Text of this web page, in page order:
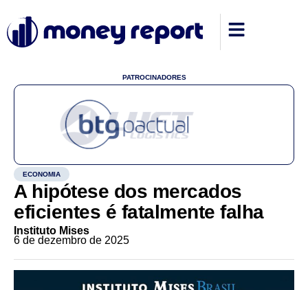
PATROCINADORES
ECONOMIA
A hipótese dos mercados
eficientes é fatalmente falha
Instituto Mises
6 de dezembro de 2025